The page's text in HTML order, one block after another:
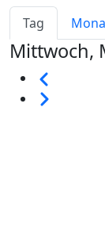
Primary
Tag
Mittwoch,
Weiter